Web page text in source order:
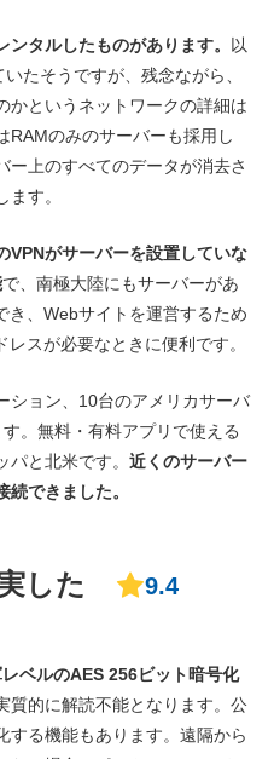
タルしたものがあります。
以
たそうですが、残念ながら、
かというネットワークの詳細は
RAMのみのサーバーも採用し
ー上のすべてのデータが消去さ
す。
VPNがサーバーを設置していな
で、南極大陸にもサーバーがあ
き、Webサイトを運営するため
スが必要なときに便利です。
ション、10台のアメリカサーバ
。無料・有料アプリで使える
と北米です。 近くのサーバー
できました。
した
9.4
ベルのAES 256ビット暗号化
質的に解読不能となります。公
する機能もあります。遠隔から